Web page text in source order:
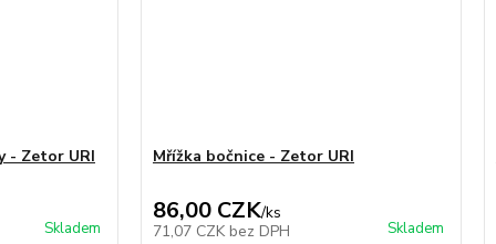
- Zetor URI
Skladem
Mřížka bočnice - Zetor URI
86,00 CZK/ks
71,07 CZK bez DPH Skladem